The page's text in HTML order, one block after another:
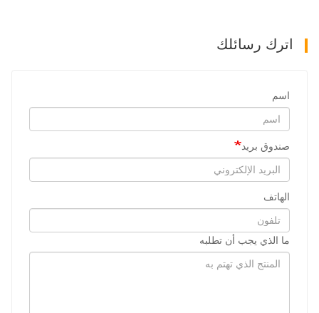
اترك رسائلك
اسم
صندوق بريد
الهاتف
ما الذي يجب أن تطلبه